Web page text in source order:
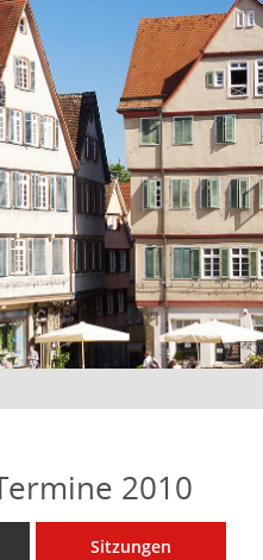
2010
Sitzungen